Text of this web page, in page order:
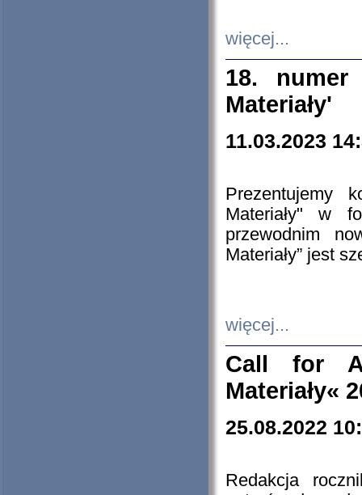
więcej...
18. numer
Materiały'
11.03.2023
Prezentujemy
Materiały" w
przewodnim
Materiały” jest
więcej...
Call for
Materiały«
25.08.2022
Redakcja